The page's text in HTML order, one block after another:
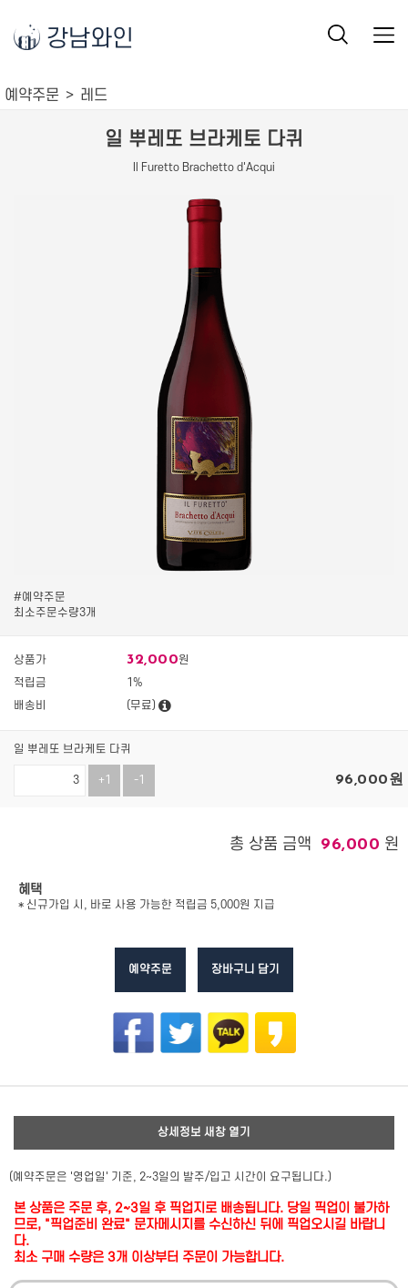
강남와인
예약주문 레드
일 뿌레또 브라케토 다퀴
Il Furetto Brachetto d'Acqui
#예약주문
최소주문수량3개
상품가 32,000원
적립금
1%
배송비
(무료)
일 뿌레또 브라케토 다퀴
+1 -1 96,000원
총 상품 금액 96,000 원
혜택
* 신규가입 시, 바로 사용 가능한 적립금 5,000원 지급
예약주문 장바구니 담기
상세정보 새창 열기
(예약주문은 '영업일' 기준, 2~3일의 발주/입고 시간이 요구됩니다.)
본 상품은 주문 후, 2~3일 후 픽업지로 배송됩니다. 당일 픽업이 불가하
므로, "픽업준비 완료" 문자메시지를 수신하신 뒤에 픽업오시길 바랍니
다.
최소 구매 수량은 3개 이상부터 주문이 가능합니다.